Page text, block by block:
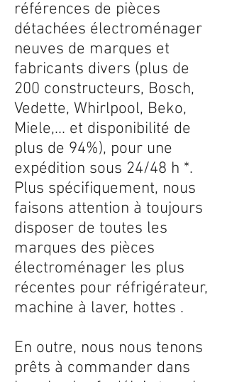
références de pièces
détachées électroménager
neuves de marques et
fabricants divers (plus de
200 constructeurs, Bosch,
Vedette, Whirlpool, Beko,
Miele,... et disponibilité de
plus de 94%), pour une
expédition sous 24/48 h *.
Plus spécifiquement, nous
faisons attention à toujours
disposer de toutes les
marques des pièces
électroménager les plus
récentes pour réfrigérateur,
machine à laver, hottes .
En outre, nous nous tenons
prêts à commander dans